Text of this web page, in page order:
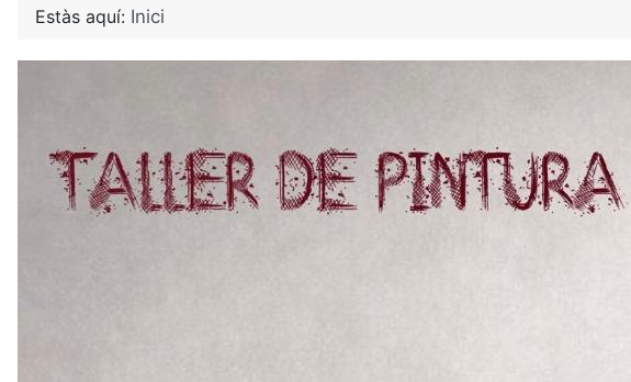
Estàs aquí: Inici